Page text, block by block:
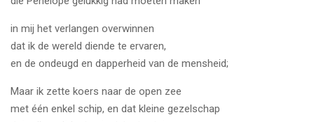
in mij het verlangen overwinnen
dat ik de wereld diende te ervaren,
en de ondeugd en dapperheid van de mensheid;
Maar ik zette koers naar de open zee
met één enkel schip, en dat kleine gezelschap